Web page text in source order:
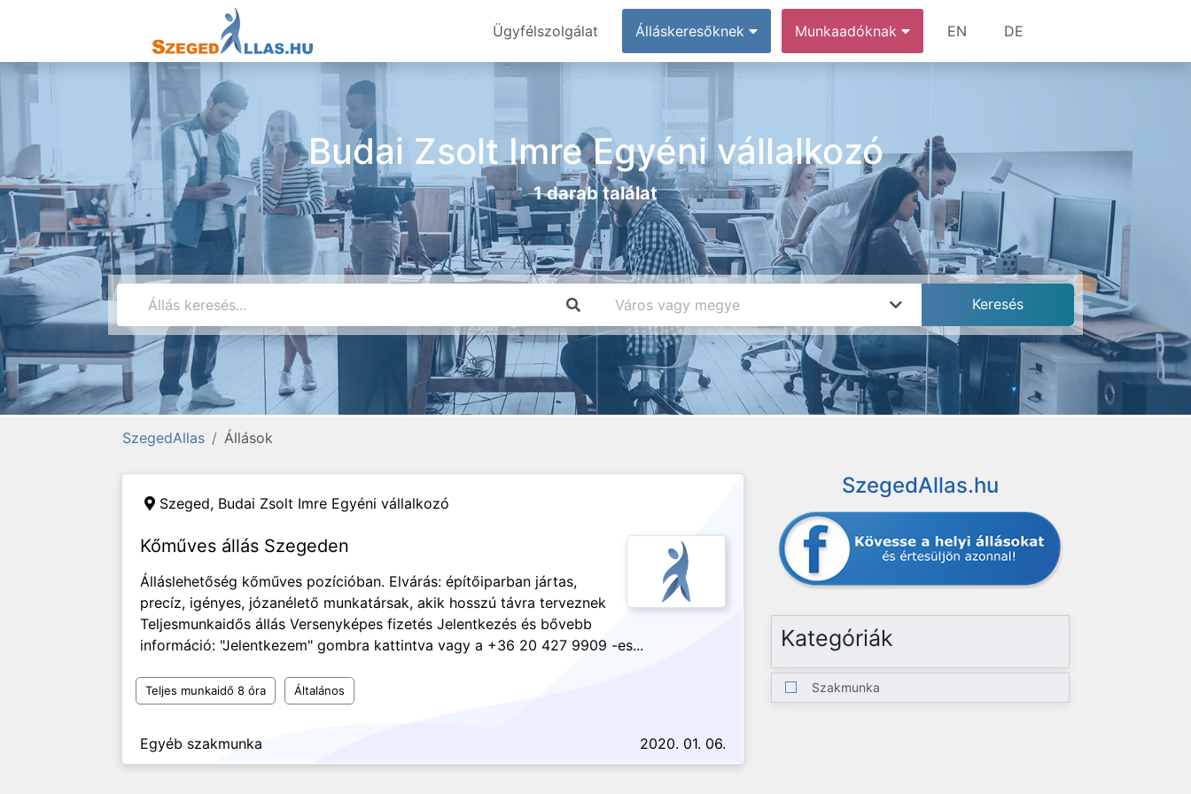
Ügyfélszolgálat Álláskeresőknek Munkaadóknak EN DE
Budai Zsolt Imre Egyéni vállalkozó
1 darab találat
SzegedAllas Állások
Szeged, Budai Zsolt Imre Egyéni vállalkozó
Kőműves állás Szegeden
Álláslehetőség kőműves pozícióban. Elvárás: építőiparban jártas,
precíz, igényes, józanélető munkatársak, akik hosszú távra terveznek
Teljesmunkaidős állás Versenyképes fizetés Jelentkezés és bővebb
információ: "Jelentkezem" gombra kattintva vagy a +36 20 427 9909 -es...
Teljes munkaidő 8 óra Általános
Egyéb szakmunka 2020. 01. 06.
SzegedAllas.hu
Kategóriák
Szakmunka